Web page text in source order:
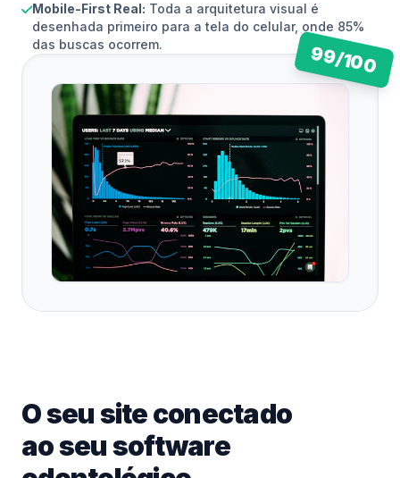
Mobile-First Real: Toda a arquitetura visual é
desenhada primeiro para a tela do celular, onde 85%
das buscas ocorrem.
99/100
O seu site conectado
ao seu software